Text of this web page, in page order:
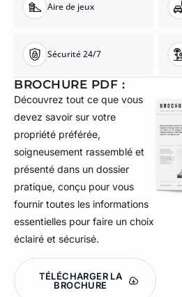
Aire de jeux
Sécurité 24/7
BROCHURE PDF :
Découvrez tout ce que vous
devez savoir sur votre
propriété préférée,
soigneusement rassemblé et
présenté dans un dossier
pratique, conçu pour vous
fournir toutes les informations
essentielles pour faire un choix
éclairé et sécurisé.
TÉLÉCHARGER LA
BROCHURE